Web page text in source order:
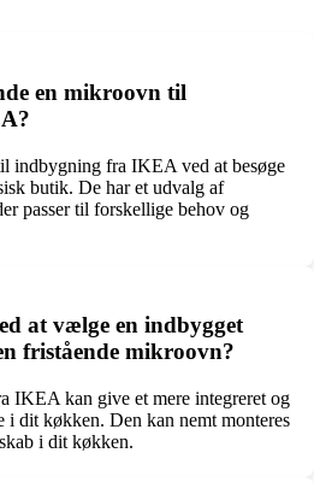
en mikroovn til
indbygning fra IKEA ved at besøge
butik. De har et udvalg af
passer til forskellige behov og
at vælge en indbygget
fristående mikroovn?
IKEA kan give et mere integreret og
i dit køkken. Den kan nemt monteres
i dit køkken.